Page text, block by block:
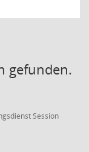
gefunden.
Session(Wird in